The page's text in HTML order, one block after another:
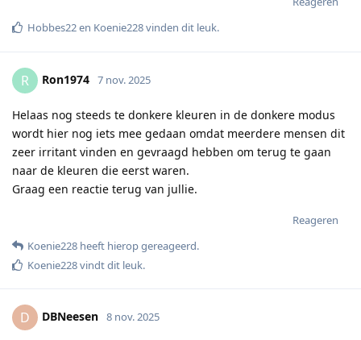
Hobbes22en Koenie228vinden dit leuk.
R Ron1974 7 nov. 2025
Helaas nog steeds te donkere kleuren in de donkere modus
wordt hier nog iets mee gedaan omdat meerdere mensen dit
zeer irritant vinden en gevraagd hebben om terug te gaan
naar de kleuren die eerst waren.
Graag een reactie terug van jullie.
Reageren
Koenie228 heeft hierop gereageerd.
Koenie228vindt dit leuk.
D DBNeesen 8 nov. 2025